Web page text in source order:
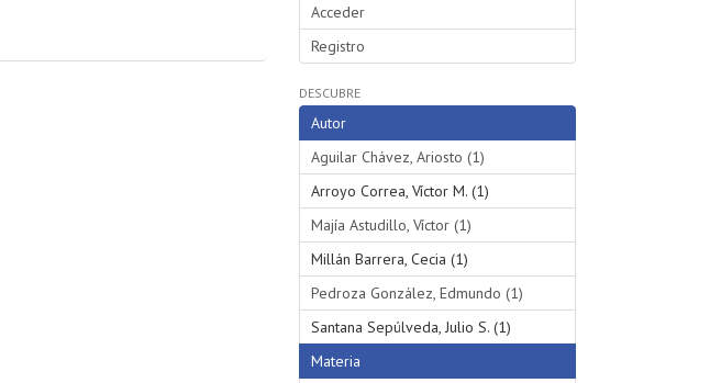
Acceder
Registro
DESCUBRE
Autor
Aguilar Chávez, Ariosto (1)
Arroyo Correa, Víctor M. (1)
Majía Astudillo, Víctor (1)
Millán Barrera, Cecia (1)
Pedroza González, Edmundo (1)
Santana Sepúlveda, Julio S. (1)
Materia